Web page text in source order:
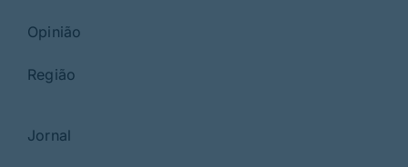
Opinião
Região
Jornal